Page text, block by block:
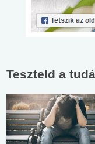
Teszteld a